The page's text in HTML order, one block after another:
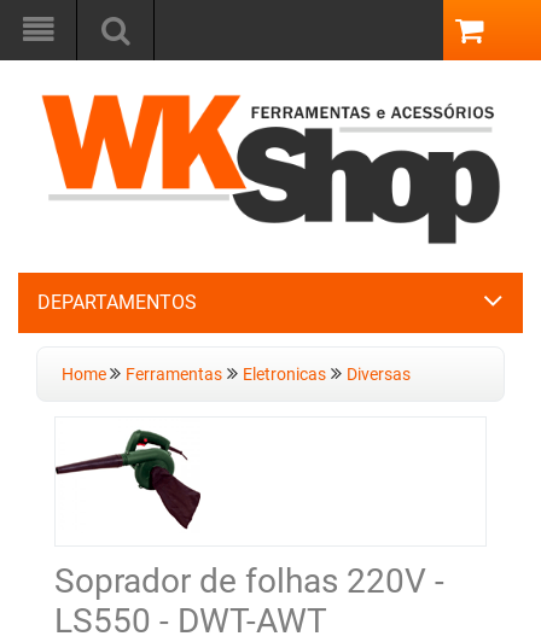
DEPARTAMENTOS
Home Ferramentas Eletronicas Diversas
Soprador de folhas 220V -
LS550 - DWT-AWT